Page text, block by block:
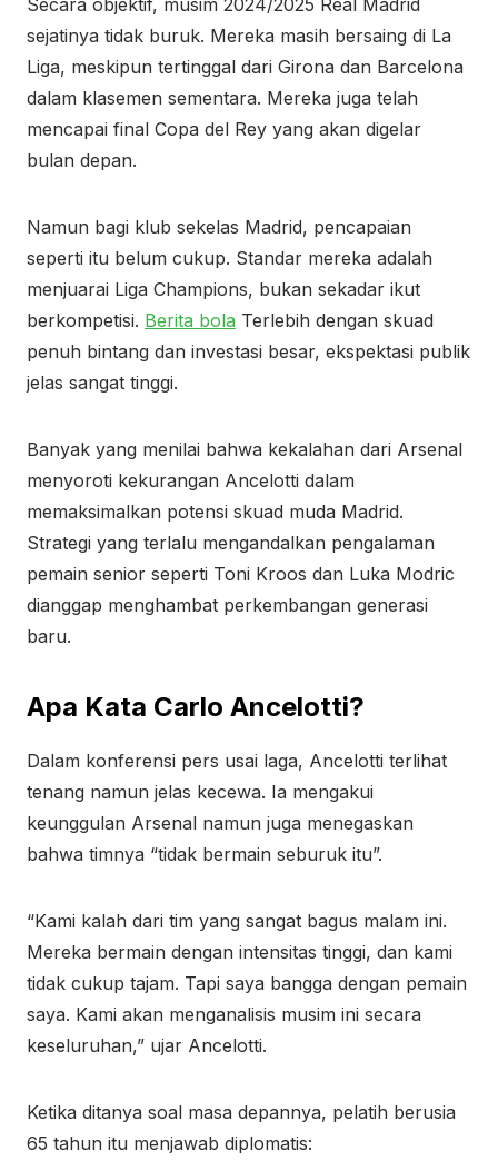
Secara objektif, musim 2024/2025 Real Madrid
sejatinya tidak buruk. Mereka masih bersaing di La
Liga, meskipun tertinggal dari Girona dan Barcelona
dalam klasemen sementara. Mereka juga telah
mencapai final Copa del Rey yang akan digelar
bulan depan.
Namun bagi klub sekelas Madrid, pencapaian
seperti itu belum cukup. Standar mereka adalah
menjuarai Liga Champions, bukan sekadar ikut
berkompetisi. Berita bola Terlebih dengan skuad
penuh bintang dan investasi besar, ekspektasi publik
jelas sangat tinggi.
Banyak yang menilai bahwa kekalahan dari Arsenal
menyoroti kekurangan Ancelotti dalam
memaksimalkan potensi skuad muda Madrid.
Strategi yang terlalu mengandalkan pengalaman
pemain senior seperti Toni Kroos dan Luka Modric
dianggap menghambat perkembangan generasi
baru.
Apa Kata Carlo Ancelotti?
Dalam konferensi pers usai laga, Ancelotti terlihat
tenang namun jelas kecewa. Ia mengakui
keunggulan Arsenal namun juga menegaskan
bahwa timnya “tidak bermain seburuk itu”.
“Kami kalah dari tim yang sangat bagus malam ini.
Mereka bermain dengan intensitas tinggi, dan kami
tidak cukup tajam. Tapi saya bangga dengan pemain
saya. Kami akan menganalisis musim ini secara
keseluruhan,” ujar Ancelotti.
Ketika ditanya soal masa depannya, pelatih berusia
65 tahun itu menjawab diplomatis: